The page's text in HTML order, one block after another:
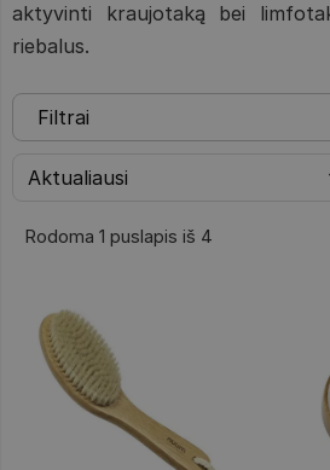
aktyvinti kraujotaką bei
riebalus.
Rodoma 1 puslapis iš 4
Filtrai